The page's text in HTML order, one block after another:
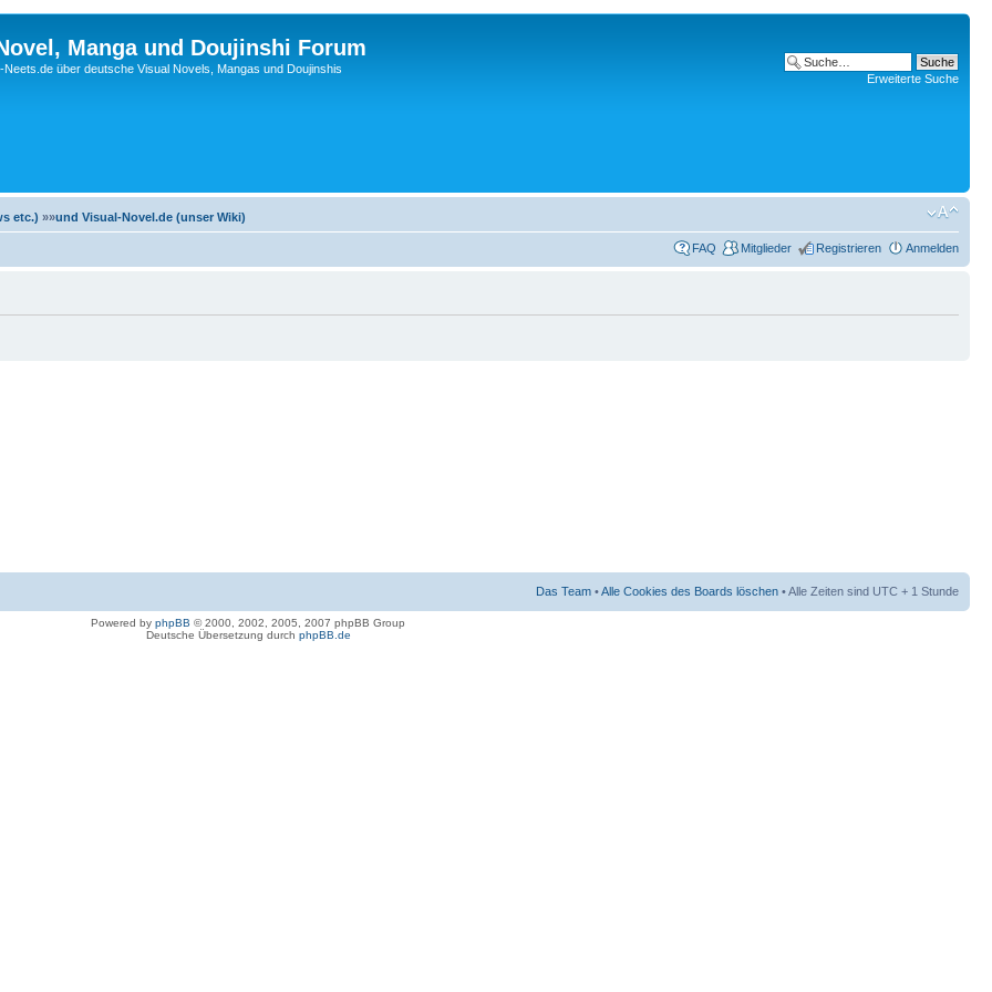
Manga und Doujinshi Forum
über deutsche Visual Novels, Mangas und Doujinshis
Erweiterte Suche
etc.) »»und Visual-Novel.de (unser Wiki)
FAQ Mitglieder Registrieren Anmelden
Das Team •Alle Cookies des Boards löschen • Alle Zeiten sind UTC + 1 Stunde
Powered by phpBB © 2000, 2002, 2005, 2007 phpBB Group
Deutsche Übersetzung durch phpBB.de